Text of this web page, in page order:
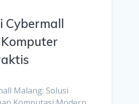
Cybermall
Malang: Solusi